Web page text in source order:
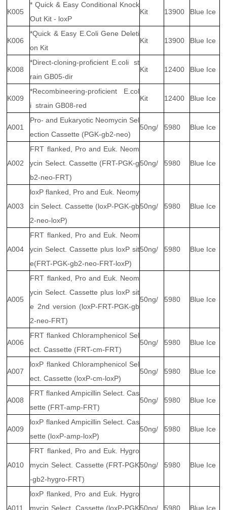
K005
* Quick & Easy Conditional Knock
Out Kit - loxP
Kit 13900 Blue Ice
K006
*Quick & Easy E.Coli Gene Deleti
on Kit
Kit 13900 Blue Ice
K008
*Direct-cloning-proficient E.coli st
rain GB05-dir
Kit 12400 Blue Ice
K009
*Recombineering-proficient E.col
i strain GB08-red
Kit 12400 Blue Ice
A001
Pro- and Eukaryotic Neomycin Sel
ection Cassette (PGK-gb2-neo)
50ng/ 5980 Blue Ice
A002
FRT flanked, Pro and Euk. Neom
ycin Select. Cassette (FRT-PGK-g
b2-neo-FRT)
50ng/ 5980 Blue Ice
A003
loxP flanked, Pro and Euk. Neomy
cin Select. Cassette (loxP-PGK-gb
2-neo-loxP)
50ng/ 5980 Blue Ice
A004
FRT flanked, Pro and Euk. Neom
ycin Select. Cassette plus loxP sit
e(FRT-PGK-gb2-neo-FRT-loxP)
50ng/ 5980 Blue Ice
A005
FRT flanked, Pro and Euk. Neom
ycin Select. Cassette plus loxP sit
e 2nd version (loxP-FRT-PGK-gb
2-neo-FRT)
50ng/ 5980 Blue Ice
A006
FRT flanked Chloramphenicol Sel
ect. Cassette (FRT-cm-FRT)
50ng/ 5980 Blue Ice
A007
loxP flanked Chloramphenicol Sel
ect. Cassette (loxP-cm-loxP)
50ng/ 5980 Blue Ice
A008
FRT flanked Ampicillin Select. Cas
sette (FRT-amp-FRT)
50ng/ 5980 Blue Ice
A009
loxP flanked Ampicillin Select. Cas
sette (loxP-amp-loxP)
50ng/ 5980 Blue Ice
A010
FRT flanked, Pro and Euk. Hygro
mycin Select. Cassette (FRT-PGK
-gb2-hygro-FRT)
50ng/ 5980 Blue Ice
A011
loxP flanked, Pro and Euk. Hygro
mycin Select. Cassette (loxP-PGK50ng/ 5980 Blue Ice